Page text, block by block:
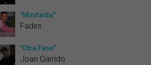
"Minifalda"
Fades
"Otra Fase"
Joan Garrido